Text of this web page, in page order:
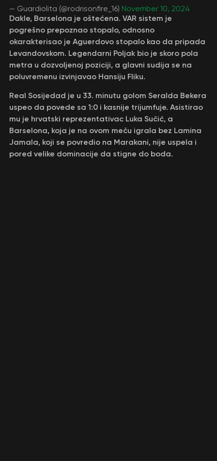
— Guardiolita (@rodrisonfire_16) November 10, 2024
Dakle, Barselona je oštećena. VAR sistem je
pogrešno prepoznao stopalo, odnosno
okarakterisao je Aguerdovo stopalo kao da pripada
Levandovskom. Legendarni Poljak bio je skoro pola
metra u dozvoljenoj poziciji, a glavni sudija se na
poluvremenu izvinjavao Hansiju Fliku.
Real Sosijedad je u 33. minutu golom Seralda Bekera
uspeo da povede sa 1:0 i kasnije trijumfuje. Asistirao
mu je hrvatski reprezentativac Luka Sučić, a
Barselona, koja je na ovom meču igrala bez Lamina
Jamala, koji se povredio na Marakani, nije uspela i
pored velike dominacije da stigne do boda.